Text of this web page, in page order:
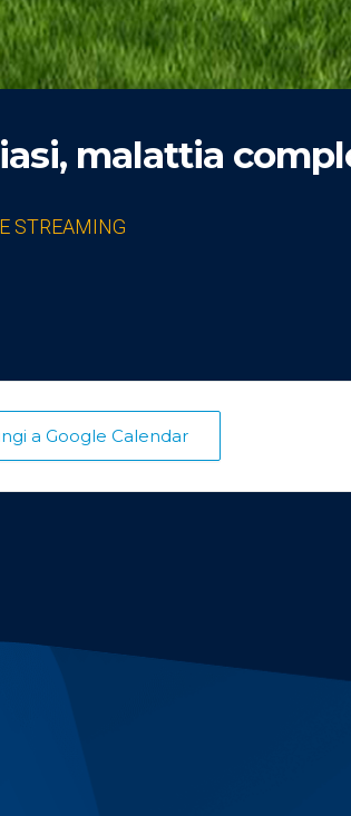
malattia
STREAMING
a Google Calendar